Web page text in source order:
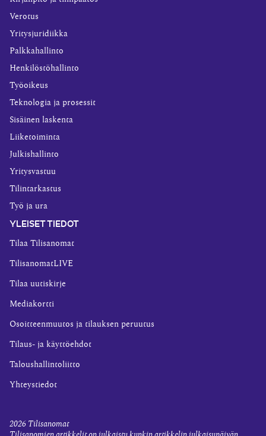
Verotus
Yritysjuridiikka
Palkkahallinto
Henkilöstöhallinto
Työoikeus
Teknologia ja prosessit
Sisäinen laskenta
Liiketoiminta
Julkishallinto
Yritysvastuu
Tilintarkastus
Työ ja ura
YLEISET TIEDOT
Tilaa Tilisanomat
TilisanomatLIVE
Tilaa uutiskirje
Mediakortti
Osoitteenmuutos ja tilauksen peruutus
Tilaus- ja käyttöehdot
Taloushallintoliitto
Yhteystiedot
2026 Tilisanomat